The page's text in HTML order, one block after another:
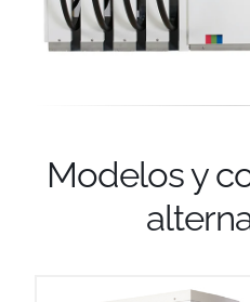
Modelos y